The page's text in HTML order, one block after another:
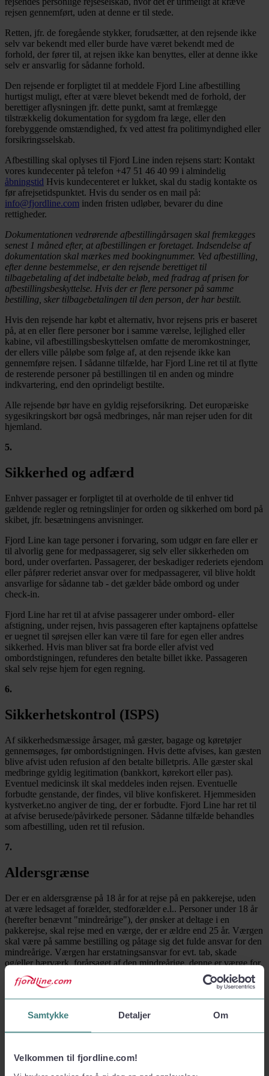
Samtykke Detaljer Om
Velkommen til fjordline.com!
rejsen gennemført, uden at denne er til stede.
Retten, jfr. de foregående stykker, forudsætter, at den rejsende ikke
selv var bekendt med eller burde have været bekendt med de
forhold, der fører til, at rejsen ikke kan benyttes, eller at denne ikke
selv er ansvarlig for sådanne forhold.
Den rejsende er forpligtet til at meddele Fjord Line afbestilling
hurtigst muligt, efter at være blevet bekendt med de forhold, der
berettiger aflysningen jfr. dette punkt, samt at fremlægge
tilstrækkelig dokumentation for sygdom fra læge, eller den
forebyggende omstændighed, fx ved attest fra politimyndighed eller
forsikringsselskab.
Afbestilling skal oplyses til Fjord Line inden rejsens start: Kontakt
vores kundecenter på telefon +47 51 46 40 99 i almindelig
åbningstid Hvis kundecenteret er lukket, skal du stadig kontakte os
før afrejsetidspunktet. Hvis du sender os en mail på:
info@fjordline.com inden fristen udløber, bevarer du dine
rettigheder.
Dokumentationen vedrørende afbestillingårsagen skal fremlægges
senest 1 måned efter, at afbestillingen er foretaget. Indsendelse af
dokumentation skal mærkes med bookingnummer. Ved afbestilling,
efter denne bestemmelse, er den rejsende berettiget til
tilbagebetaling af det indbetalte beløb, med fradrag af prisen for
afbestillingsbeskyttelse. Hvis der er flere personer på samme
bestilling, sker tilbagebetalingen til den person, der har bestilt.
Hvis den rejsende har købt et alternativ, hvor rejsens pris er baseret
på, at en eller flere personer bor i samme værelse, lejlighed eller
kabine, vil afbestillingsbeskyttelsen omfatte de meromkostninger,
der ellers ville påløbe som følge af, at den rejsende ikke kan
gennemføre rejsen. I sådanne tilfælde, har Fjord Line ret til at flytte
de resterende personer på bestillingen til en anden og mindre
indkvartering, end den oprindeligt bestilte.
Alle rejsende bør have en gyldig rejseforsikring. Det europæiske
sygesikringskort bør også medbringes, når man rejser uden for dit
hjemland.
5.
Sikkerhed og adfærd
Enhver passager er forpligtet til at overholde de til enhver tid
gældende regler og retningslinjer for orden og sikkerhed om bord på
skibet, jfr. besætningens anvisninger.
Fjord Line kan tage personer i forvaring, som udgør en fare eller er
til alvorlig gene for medpassagerer, sig selv eller sikkerheden om
bord, under overfarten. Passagerer, der beskadiger rederiets ejendom
eller påfører rederiet ansvar over for medpassagerer, vil blive holdt
ansvarlige for sådanne tab - det gælder både ombord og under
check-in.
Fjord Line har ret til at afvise passagerer under ombord- eller
afstigning, under rejsen, hvis passageren efter kaptajnens opfattelse
er uegnet til sørejsen eller kan være til fare for egen eller andres
sikkerhed. Hvis man bliver sat fra borde eller afvist ved
ombordstigningen, refunderes den betalte billet ikke. Passageren
skal selv rejse hjem for egen regning.
6.
Sikkerhetskontrol (ISPS)
Af sikkerhedsmæssige årsager, må gæster, bagage og køretøjer
gennemsøges, før ombordstigningen. Hvis dette afvises, kan gæsten
blive afvist uden refusion af den betalte billetpris. Alle gæster skal
medbringe gyldig legitimation (bankkort, kørekort eller pas).
Eventuel medicinsk ilt skal meddeles inden rejsen. Eventuelle
forbudte genstande, der findes, vil blive konfiskeret. Hjemmesiden
kystverket.no angiver de ting, der er forbudte. Fjord Line har ret til
at afvise berusede/påvirkede personer. Sådanne tilfælde behandles
som afbestilling, uden ret til refusion.
7.
Aldersgrænse
Der er en aldersgrænse på 18 år for at rejse på en pakkerejse, uden
at være ledsaget af forælder, stedforælder e.l.. Personer under 18 år
(herefter benævnt "mindreårige"), der ønsker at deltage i en
pakkerejse, skal rejse med en værge, der er ældre end 25 år. Værgen
skal være på samme bestilling og påtage sig det fulde ansvar for den
mindreårige. Værgen har erstatningsansvar for evt. tab, skade
og/eller hærværk, forårsaget af den mindreårige, denne er værge for.
Værgen skal udfylde følgende
Blanketten skal
Mindreårige, der sejler uden forælder eller værge, skal også være
stedforælder e.l.